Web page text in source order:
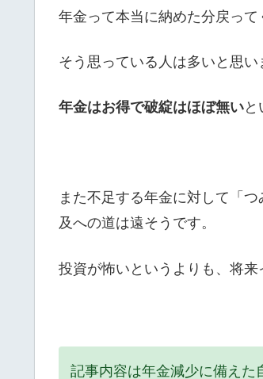
年金って本当に納めた分戻って
そう思っている人は多いと思い
年金はお得で破綻はほぼ無いと
また不足する年金に対して「
及への道は遠そうです。
投資が怖いというよりも、将来
記事内容は年金減少に備えた